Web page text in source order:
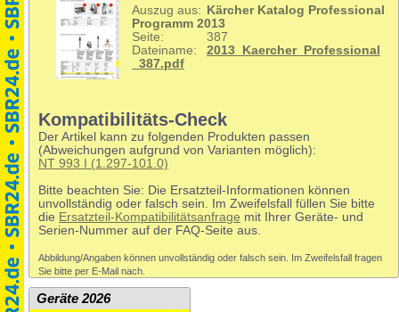
Auszug aus:
Kärcher Katalog Professional
Programm 2013
Seite:
387
Dateiname:
2013_Kaercher_Professional
_387.pdf
Kompatibilitäts-Check
Der Artikel kann zu folgenden Produkten passen
(Abweichungen aufgrund von Varianten möglich):
NT 993 I (1.297-101.0)
Bitte beachten Sie: Die Ersatzteil-Informationen können
unvollständig oder falsch sein. Im Zweifelsfall füllen Sie bitte
die Ersatzteil-Kompatibilitätsanfrage mit Ihrer Geräte- und
Serien-Nummer auf der FAQ-Seite aus.
Abbildung/Angaben können unvollständig oder falsch sein. Im Zweifelsfall fragen
Sie bitte per E-Mail nach.
Geräte 2026